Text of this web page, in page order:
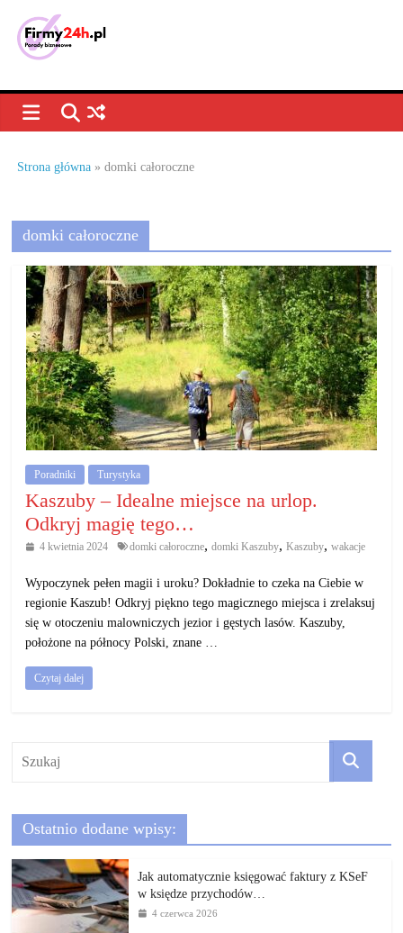
contentPorady
biznesowe,
dla
firm
–
jak
prowadzić
działalność
gospodarczą.
Porady
biznesowe
Strona główna »domki całoroczne
domki całoroczne
Poradniki Turystyka
Kaszuby – Idealne miejsce na urlop.
Odkryj magię tego…
4 kwietnia 2024 domki całoroczne, domki Kaszuby, Kaszuby, wakacje
Wypoczynek pełen magii i uroku? Dokładnie to czeka na Ciebie w
regionie Kaszub! Odkryj piękno tego magicznego miejsca i zrelaksuj
się w otoczeniu malowniczych jezior i gęstych lasów. Kaszuby,
położone na północy Polski, znane …
Czytaj dalej
Ostatnio dodane wpisy:
Jak automatycznie księgować faktury z KSeF
w księdze przychodów…
4 czerwca 2026